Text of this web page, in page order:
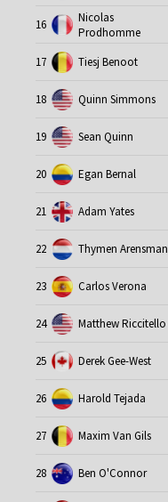
16
Nicolas
Prodhomme
17 Tiesj Benoot
18 Quinn Simmons
19 Sean Quinn
20 Egan Bernal
21 Adam Yates
22 Thymen Arensman
23 Carlos Verona
24 Matthew Riccitello
25 Derek Gee-West
26 Harold Tejada
27 Maxim Van Gils
28 Ben O'Connor